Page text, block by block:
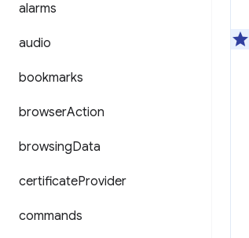
alarms
audio
bookmarks
browserAction
browsingData
certificateProvider
commands